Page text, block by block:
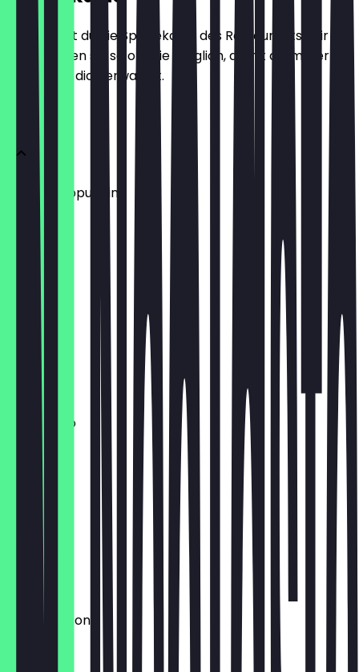
Hier findest du die Speisekarte des Restaurants. Wir
aktualisieren sie so oft wie möglich, damit du immer
weißt, was dich erwartet.
Kinder Cappuccino
Handfilter
€ 4,30
€ 3,70
€ 3,20
Americano
€ 3,20
Espresso
€ 2,90
Soft Drink
€ 3,00
Espresso Tonic